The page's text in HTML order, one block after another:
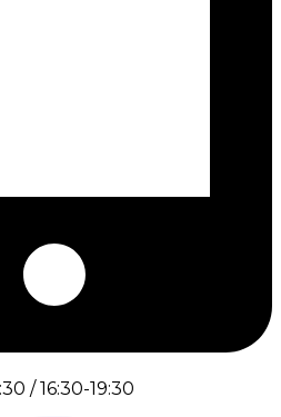
/ 16:30-19:30